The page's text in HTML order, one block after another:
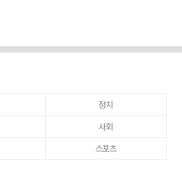
정치
사회
스포츠